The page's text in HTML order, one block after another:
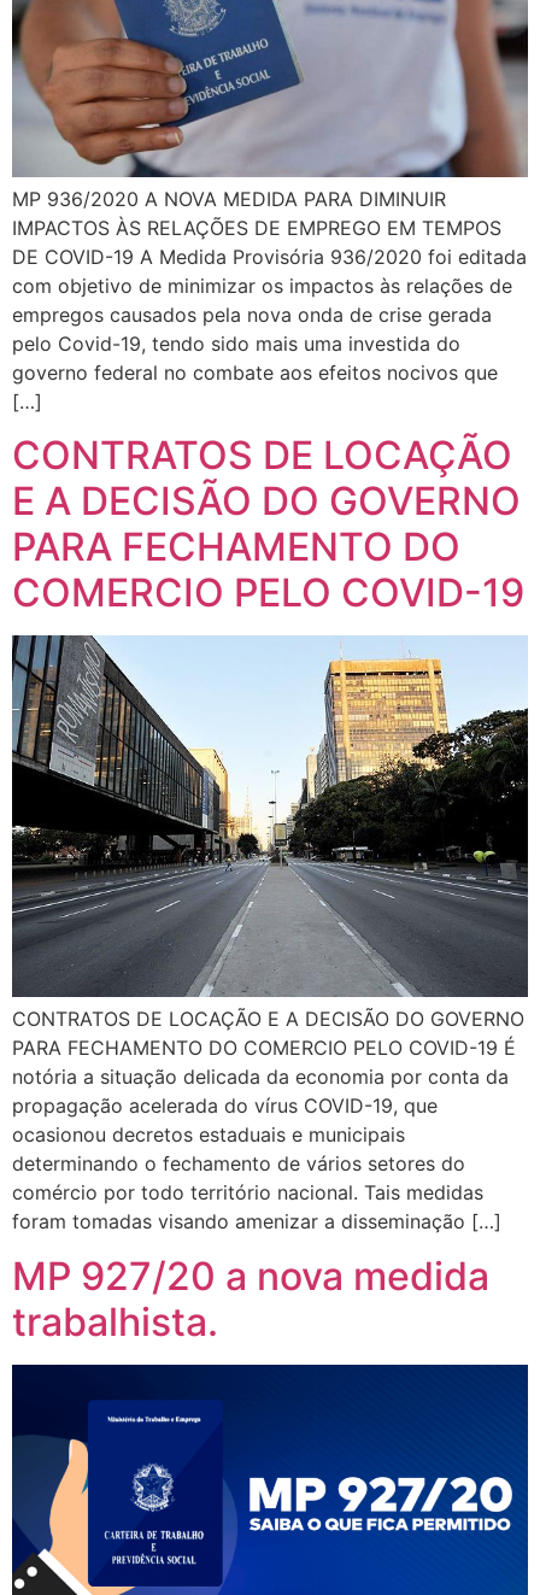
MP 936/2020 A NOVA MEDIDA PARA DIMINUIR
IMPACTOS ÀS RELAÇÕES DE EMPREGO EM TEMPOS
DE COVID-19 A Medida Provisória 936/2020 foi editada
com objetivo de minimizar os impactos às relações de
empregos causados pela nova onda de crise gerada
pelo Covid-19, tendo sido mais uma investida do
governo federal no combate aos efeitos nocivos que
[…]
CONTRATOS DE LOCAÇÃO
E A DECISÃO DO GOVERNO
PARA FECHAMENTO DO
COMERCIO PELO COVID-19
CONTRATOS DE LOCAÇÃO E A DECISÃO DO GOVERNO
PARA FECHAMENTO DO COMERCIO PELO COVID-19 É
notória a situação delicada da economia por conta da
propagação acelerada do vírus COVID-19, que
ocasionou decretos estaduais e municipais
determinando o fechamento de vários setores do
comércio por todo território nacional. Tais medidas
foram tomadas visando amenizar a disseminação […]
MP 927/20 a nova medida
trabalhista.